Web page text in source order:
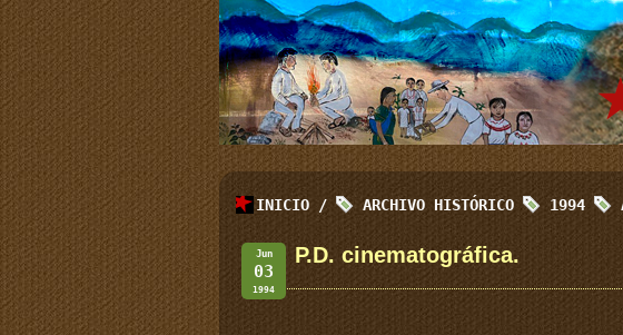
INICIO / ARCHIVO HISTÓRICO 1994
Jun
03
1994
P.D. cinematográfica.